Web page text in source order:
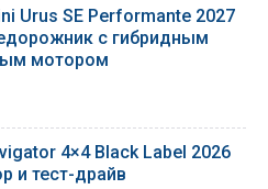
Urus SE Performante 2027
с гибридным
мотором
4×4 Black Label 2026
и тест-драйв